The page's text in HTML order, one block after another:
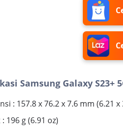
Samsung Galaxy S23+
: 157.8 x 76.2 x 7.6 mm (6.21 x
196 g (6.91 oz)